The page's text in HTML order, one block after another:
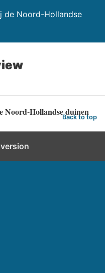
de Noord-Hollandse
Noord-Hollandse duinen
Back to top